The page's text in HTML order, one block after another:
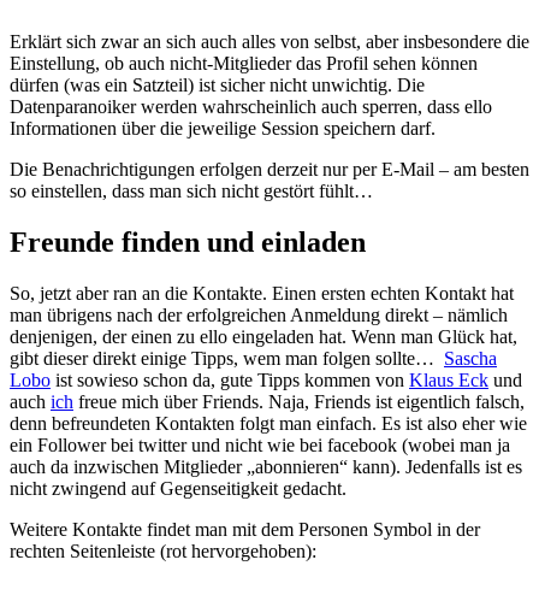
Erklärt sich zwar an sich auch alles von selbst, aber insbesondere die
Einstellung, ob auch nicht-Mitglieder das Profil sehen können
dürfen (was ein Satzteil) ist sicher nicht unwichtig. Die
Datenparanoiker werden wahrscheinlich auch sperren, dass ello
Informationen über die jeweilige Session speichern darf.
Die Benachrichtigungen erfolgen derzeit nur per E-Mail – am besten
so einstellen, dass man sich nicht gestört fühlt…
Freunde finden und einladen
So, jetzt aber ran an die Kontakte. Einen ersten echten Kontakt hat
man übrigens nach der erfolgreichen Anmeldung direkt – nämlich
denjenigen, der einen zu ello eingeladen hat. Wenn man Glück hat,
gibt dieser direkt einige Tipps, wem man folgen sollte… Sascha
Lobo ist sowieso schon da, gute Tipps kommen von Klaus Eck und
auch ich freue mich über Friends. Naja, Friends ist eigentlich falsch,
denn befreundeten Kontakten folgt man einfach. Es ist also eher wie
ein Follower bei twitter und nicht wie bei facebook (wobei man ja
auch da inzwischen Mitglieder „abonnieren“ kann). Jedenfalls ist es
nicht zwingend auf Gegenseitigkeit gedacht.
Weitere Kontakte findet man mit dem Personen Symbol in der
rechten Seitenleiste (rot hervorgehoben):